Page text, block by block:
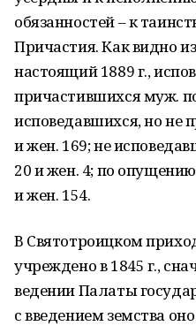
обязанностей – к
Причастия. Как видно
настоящий 1889 г.,
причастившихся муж.
исповедавшихся, но не
и жен. 169; не
20 и жен. 4; по
и жен. 154.
В Святотроицком
учреждено в 1845 г.,
ведении Палаты
с введением земства